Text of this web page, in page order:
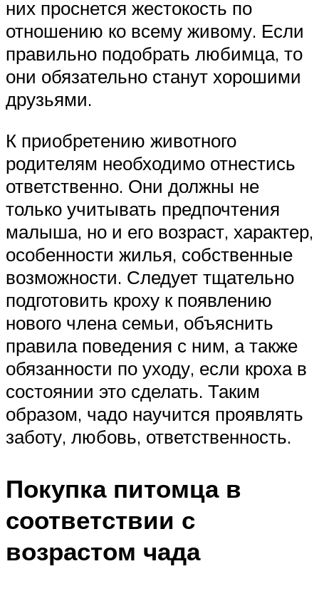
них проснется жестокость по
отношению ко всему живому. Если
правильно подобрать любимца, то
они обязательно станут хорошими
друзьями.
К приобретению животного
родителям необходимо отнестись
ответственно. Они должны не
только учитывать предпочтения
малыша, но и его возраст, характер,
особенности жилья, собственные
возможности. Следует тщательно
подготовить кроху к появлению
нового члена семьи, объяснить
правила поведения с ним, а также
обязанности по уходу, если кроха в
состоянии это сделать. Таким
образом, чадо научится проявлять
заботу, любовь, ответственность.
Покупка питомца в
соответствии с
возрастом чада